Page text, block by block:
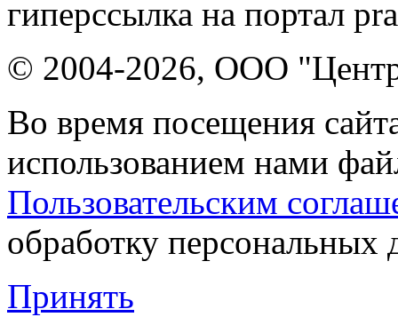
гиперссылка на портал
© 2004-2026, ООО "Центр
Во время посещения
использованием нами
Пользовательским
обработку персональных
Принять